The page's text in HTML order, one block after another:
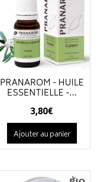
PRANAROM - HUILE
ESSENTIELLE -...
3,80€
Ajouter au panier